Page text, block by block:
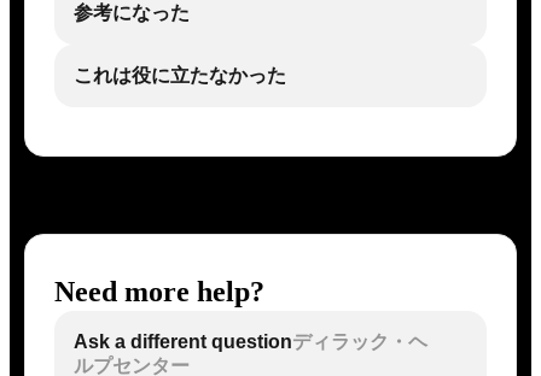
参考になった
これは役に立たなかった
Need more help?
Ask a different questionディラック・ヘ
ルプセンター